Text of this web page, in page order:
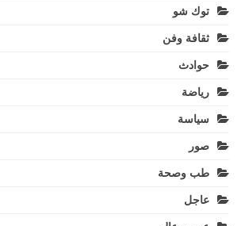
توك شو
ثقافة وفن
حوادث
رياضة
سياسة
صور
طب وصحة
عاجل